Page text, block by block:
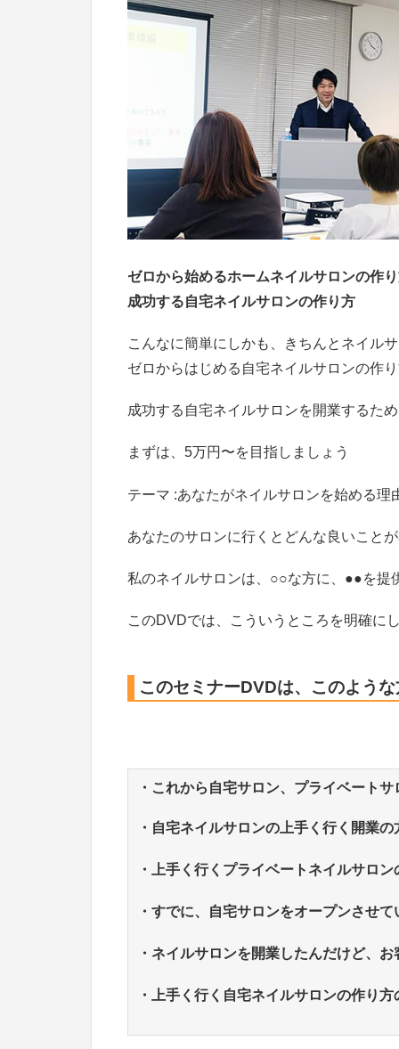
ゼロから始めるホームネイルサロンの作
成功する自宅ネイルサロンの作り方
こんなに簡単にしかも、きちんとネイル
ゼロからはじめる自宅ネイルサロンの作
成功する自宅ネイルサロンを開業するた
まずは、5万円〜を目指しましょう
テーマ :あなたがネイルサロンを始める理
あなたのサロンに行くとどんな良いこと
私のネイルサロンは、○○な方に、●●を提
このDVDでは、こういうところを明確に
このセミナーDVDは、このような
・これから自宅サロン、プライベート
・自宅ネイルサロンの上手く行く開業
・上手く行くプライベートネイルサロ
・すでに、自宅サロンをオープンさせて
・ネイルサロンを開業したんだけど、
・上手く行く自宅ネイルサロンの作り